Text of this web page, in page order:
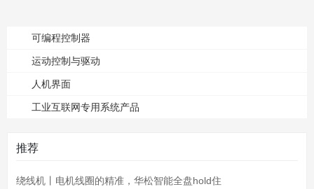
可编程控制器
运动控制与驱动
人机界面
工业互联网专用系统产品
推荐
绕线机丨电机线圈的精准，华松智能全盘hold住